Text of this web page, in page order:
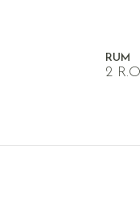
RUM
2